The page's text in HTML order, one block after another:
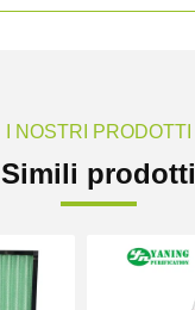
I NOSTRI PRODOTTI
Simili prodotti